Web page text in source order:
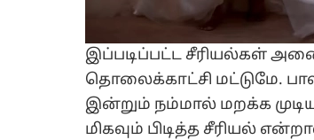
இப்படிப்பட்ட சீரியல்கள்
தொலைக்காட்சி மட்டுமே.
இன்றும் நம்மால் மறக்க
மிகவும் பிடித்த சீரியல்